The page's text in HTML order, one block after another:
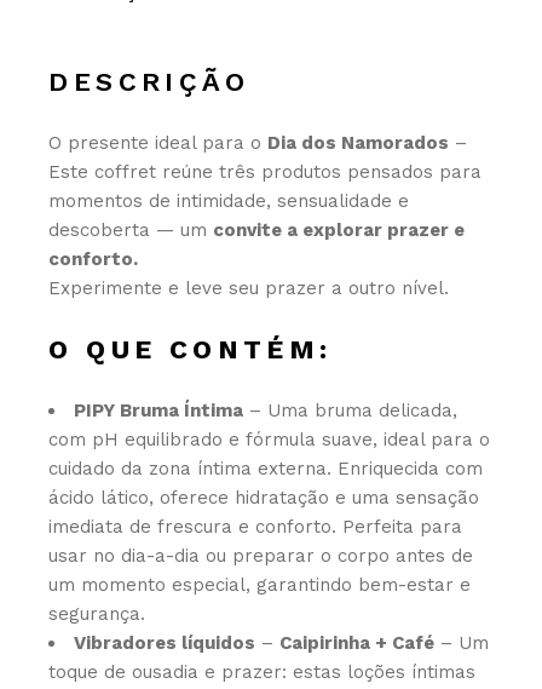
DESCRIÇÃO
O presente ideal para o Dia dos Namorados –
Este coffret reúne três produtos pensados para
momentos de intimidade, sensualidade e
descoberta — um convite a explorar prazer e
conforto.
Experimente e leve seu prazer a outro nível.
O QUE CONTÉM:
PIPY Bruma Íntima – Uma bruma delicada,
com pH equilibrado e fórmula suave, ideal para o
cuidado da zona íntima externa. Enriquecida com
ácido lático, oferece hidratação e uma sensação
imediata de frescura e conforto. Perfeita para
usar no dia-a-dia ou preparar o corpo antes de
um momento especial, garantindo bem-estar e
segurança.
Vibradores líquidos – Caipirinha + Café – Um
toque de ousadia e prazer: estas loções íntimas